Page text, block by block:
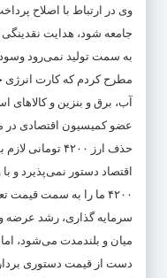
وی در ارتباط با اصلاح
جامعه شود، هدایت
به سمت تولید نمی‌رود
مطرح کردم که کارت انرژی
آب، برق و بنزین و کالا‌های
عضو کمیسیون اقتصادی در
حذف ارز ۴۲۰۰
اقتصاد دستور نمی‌پذیرد و
۴۲۰۰ ما را به سمت
سرمایه گذاری، رشد عرضه
میان و بلندمدت می‌شود،
دست از قیمت دستوری